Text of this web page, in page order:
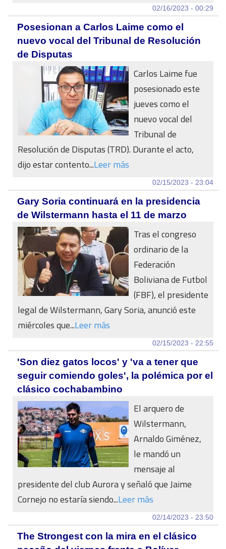
02/16/2023 - 00:29
Posesionan a Carlos Laime como el
nuevo vocal del Tribunal de Resolución
de Disputas
Carlos Laime fue
posesionado este
jueves como el
nuevo vocal del
Tribunal de
Resolución de Disputas (TRD). Durante el acto,
dijo estar contento...Leer más
02/15/2023 - 23:04
Gary Soria continuará en la presidencia
de Wilstermann hasta el 11 de marzo
Tras el congreso
ordinario de la
Federación
Boliviana de Futbol
(FBF), el presidente
legal de Wilstermann, Gary Soria, anunció este
miércoles que...Leer más
02/15/2023 - 22:55
'Son diez gatos locos' y 'va a tener que
seguir comiendo goles', la polémica por el
clásico cochabambino
El arquero de
Wilstermann,
Arnaldo Giménez,
le mandó un
mensaje al
presidente del club Aurora y señaló que Jaime
Cornejo no estaría siendo...Leer más
02/14/2023 - 23:50
The Strongest con la mira en el clásico